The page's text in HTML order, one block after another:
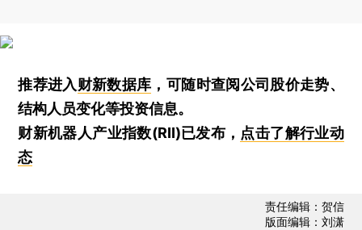
推荐进入财新数据库 ，可随时查阅公司股价走势、
结构人员变化等投资信息。
财新机器人产业指数(RII)已发布， 点击了解行业动
态
责任编辑：贺信
版面编辑：刘潇